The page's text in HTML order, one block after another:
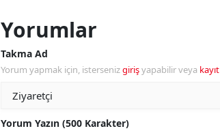
Rize
Yorumlar
Takma Ad
Yorum yapmak için, istersenizgirişyapabilir veya kayıt
Yorum Yazın (500 Karakter)